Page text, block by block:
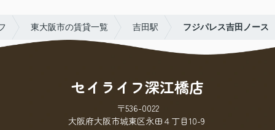
東大阪市の賃貸一覧 吉田駅 フジパレス吉田ノース
セイライフ深江橋店
〒536-0022
大阪府大阪市城東区永田４丁目10-9